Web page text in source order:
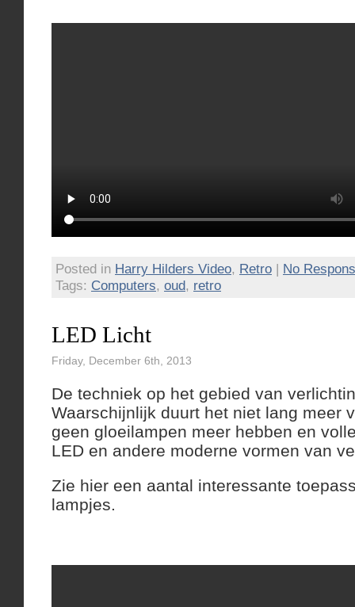
Posted in Harry Hilders Video, Retro | No
Tags: Computers, oud, retro
LED Licht
Friday, December 6th, 2013
De techniek op het gebied van
Waarschijnlijk duurt het niet lang meer
geen gloeilampen meer hebben en
LED en andere moderne vormen van
Zie hier een aantal interessante
lampjes.